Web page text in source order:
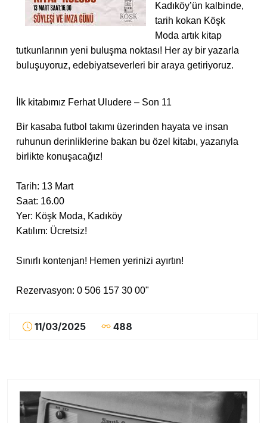
Kadıköy’ün kalbinde,
tarih kokan Köşk
Moda artık kitap
tutkunlarının yeni buluşma noktası! Her ay bir yazarla
buluşuyoruz, edebiyatseverleri bir araya getiriyoruz.
İlk kitabımız Ferhat Uludere – Son 11
Bir kasaba futbol takımı üzerinden hayata ve insan
ruhunun derinliklerine bakan bu özel kitabı, yazarıyla
birlikte konuşacağız!
Tarih: 13 Mart
Saat: 16.00
Yer: Köşk Moda, Kadıköy
Katılım: Ücretsiz!
Sınırlı kontenjan! Hemen yerinizi ayırtın!
Rezervasyon: 0 506 157 30 00"
11/03/2025 488